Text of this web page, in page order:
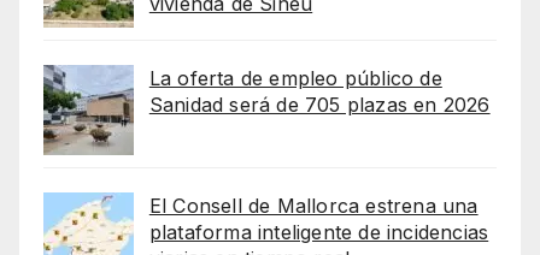
La oferta de empleo público de
Sanidad será de 705 plazas en 2026
El Consell de Mallorca estrena una
plataforma inteligente de incidencias